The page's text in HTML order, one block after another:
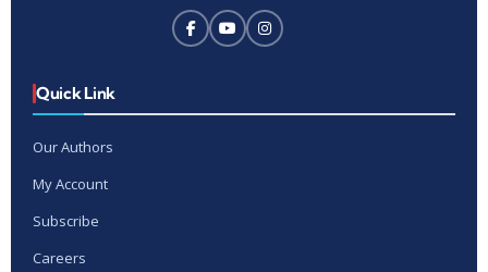
Quick Link
Our Authors
My Account
Subscribe
Careers